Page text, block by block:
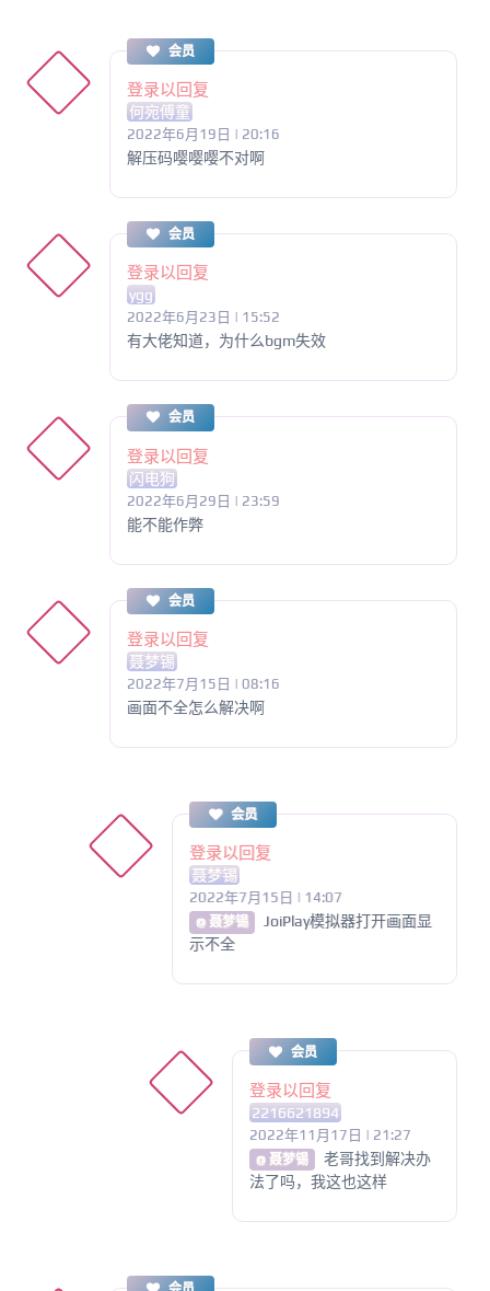
会员
登录以回复
何宛傅童
2022年6月19日 | 20:16
解压码嘤嘤嘤不对啊
会员
登录以回复
ygg
2022年6月23日 | 15:52
有大佬知道，为什么bgm失效
会员
登录以回复
闪电狗
2022年6月29日 | 23:59
能不能作弊
会员
登录以回复
聂梦锡
2022年7月15日 | 08:16
画面不全怎么解决啊
会员
登录以回复
聂梦锡
2022年7月15日 | 14:07
@ 聂梦锡
JoiPlay模拟器打开画面显
示不全
会员
登录以回复
2216621894
2022年11月17日 | 21:27
@ 聂梦锡
老哥找到解决办
法了吗，我这也这样